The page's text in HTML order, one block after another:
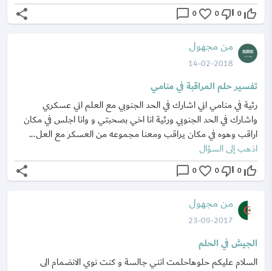
thumb_up_off_alt
0
thumb_down_off_alt
0
favorite_border
0
chat_bubble_outline
share
من مجهول
14-02-2018
تفسير حلم المراقبة في منامي
رئية في منامي اني اشارك في الحد الجنوبي مع العلم اني عسكري
واشارك في الحد الجنوبي ورئية انا اخي بصحبتي و وانا اجلس في مكان
اراقب وهوه في مكان يراقب ومعنا مجموعه من العسكر مع العل...
اذهب إلى السؤال
thumb_up_off_alt
0
thumb_down_off_alt
0
favorite_border
0
chat_bubble_outline
share
من مجهول
23-09-2017
الجيش في الحلم
السلام عليكم حلوهاحلمت انني جالسة و كنت نوي الانضمام الى